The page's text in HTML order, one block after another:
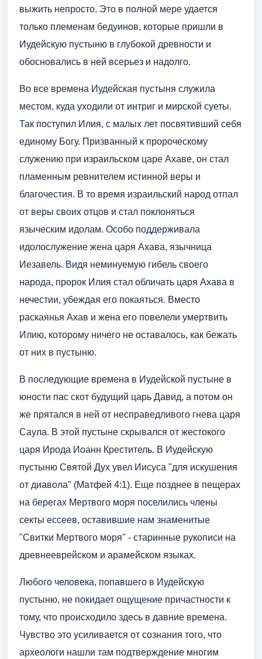
выжить непросто. Это в полной мере удается
только племенам бедуинов, которые пришли в
Иудейскую пустыню в глубокой древности и
обосновались в ней всерьез и надолго.
Во все времена Иудейская пустыня служила
местом, куда уходили от интриг и мирской суеты.
Так поступил Илия, с малых лет посвятивший себя
единому Богу. Призванный к пророческому
служению при израильском царе Ахаве, он стал
пламенным ревнителем истинной веры и
благочестия. В то время израильский народ отпал
от веры своих отцов и стал поклоняться
языческим идолам. Особо поддерживала
идолослужение жена царя Ахава, язычница
Иезавель. Видя неминуемую гибель своего
народа, пророк Илия стал обличать царя Ахава в
нечестии, убеждая его покаяться. Вместо
раскаянья Ахав и жена его повелели умертвить
Илию, которому ничего не оставалось, как бежать
от них в пустыню.
В последующие времена в Иудейской пустыне в
юности пас скот будущий царь Давид, а потом он
же прятался в ней от несправедливого гнева царя
Саула. В этой пустыне скрывался от жестокого
царя Ирода Иоанн Креститель. В Иудейскую
пустыню Святой Дух увел Иисуса "для искушения
от диавола" (Матфей 4:1). Еще позднее в пещерах
на берегах Мертвого моря поселились члены
секты ессеев, оставившие нам знаменитые
"Свитки Мертвого моря" - старинные рукописи на
древнееврейском и арамейском языках.
Любого человека, попавшего в Иудейскую
пустыню, не покидает ощущение причастности к
тому, что происходило здесь в давние времена.
Чувство это усиливается от сознания того, что
археологи нашли там подтверждение многим